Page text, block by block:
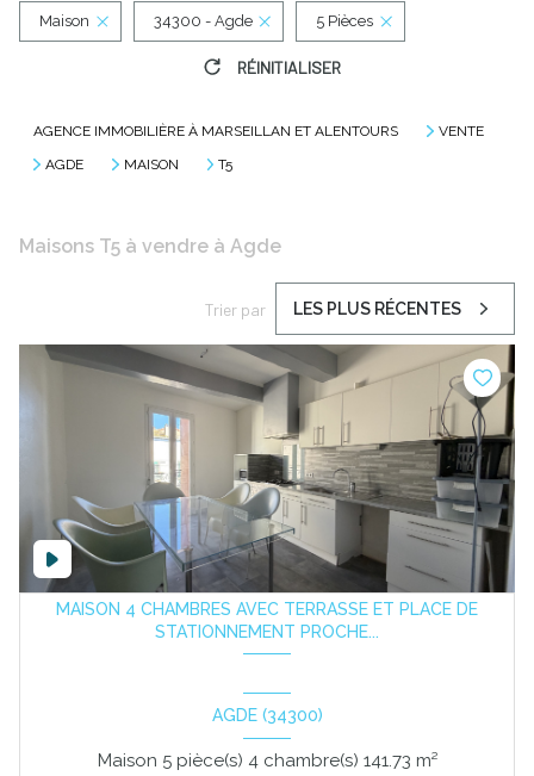
Maison 34300 - Agde 5 Pièces
RÉINITIALISER
AGENCE IMMOBILIÈRE À MARSEILLAN ET ALENTOURS
VENTE
AGDE
MAISON T5
Maisons T5 à vendre à Agde
Trier par LES PLUS RÉCENTES
MAISON 4 CHAMBRES AVEC TERRASSE ET PLACE DE
STATIONNEMENT PROCHE...
AGDE (34300)
Maison 5 pièce(s) 4 chambre(s) 141.73 m²